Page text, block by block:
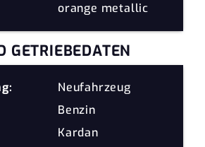
orange metallic
GETRIEBEDATEN
Neufahrzeug
Benzin
Kardan